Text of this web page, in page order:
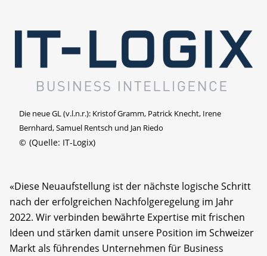
Die neue GL (v.l.n.r.): Kristof Gramm, Patrick Knecht, Irene
Bernhard, Samuel Rentsch und Jan Riedo
© (Quelle: IT-Logix)
«Diese Neuaufstellung ist der nächste logische Schritt
nach der erfolgreichen Nachfolgeregelung im Jahr
2022. Wir verbinden bewährte Expertise mit frischen
Ideen und stärken damit unsere Position im Schweizer
Markt als führendes Unternehmen für Business